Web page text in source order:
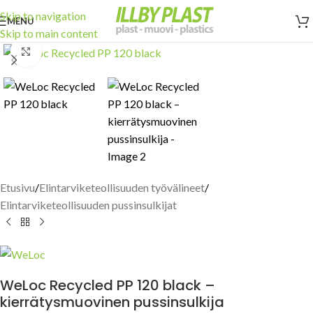
Skip to navigation
Skip to main content
MENU
Click to enlarge
Etusivu/Elintarviketeollisuuden työvälineet/
Elintarviketeollisuuden pussinsulkijat
WeLoc Recycled PP 120 black –
kierrätysmuovinen pussinsulkija